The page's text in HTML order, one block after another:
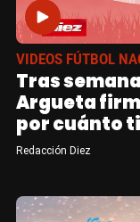
VIDEOS FÚTBOL
Tras
Argueta
por cuánto
Redacción Diez